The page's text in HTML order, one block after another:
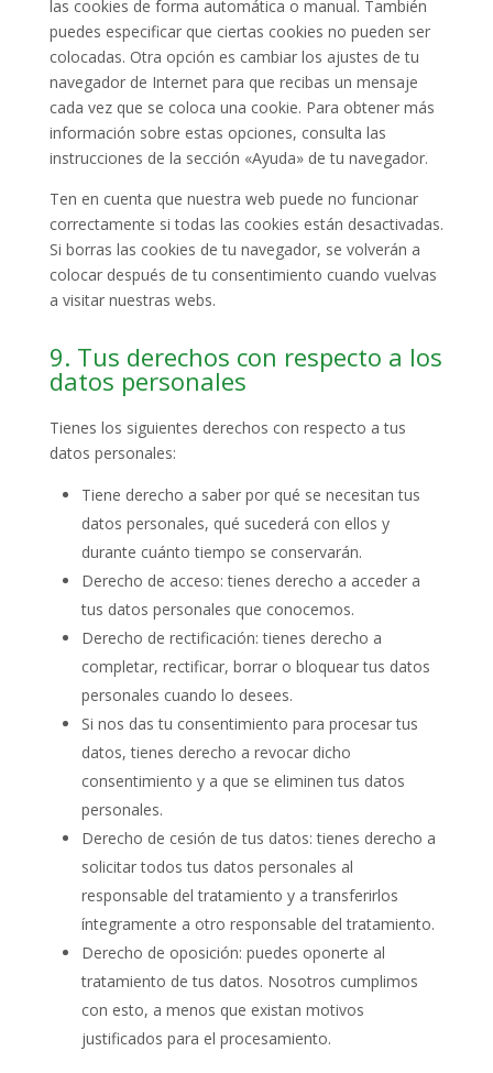
las cookies de forma automática o manual. También
puedes especificar que ciertas cookies no pueden ser
colocadas. Otra opción es cambiar los ajustes de tu
navegador de Internet para que recibas un mensaje
cada vez que se coloca una cookie. Para obtener más
información sobre estas opciones, consulta las
instrucciones de la sección «Ayuda» de tu navegador.
Ten en cuenta que nuestra web puede no funcionar
correctamente si todas las cookies están desactivadas.
Si borras las cookies de tu navegador, se volverán a
colocar después de tu consentimiento cuando vuelvas
a visitar nuestras webs.
9. Tus derechos con respecto a los
datos personales
Tienes los siguientes derechos con respecto a tus
datos personales:
Tiene derecho a saber por qué se necesitan tus
datos personales, qué sucederá con ellos y
durante cuánto tiempo se conservarán.
Derecho de acceso: tienes derecho a acceder a
tus datos personales que conocemos.
Derecho de rectificación: tienes derecho a
completar, rectificar, borrar o bloquear tus datos
personales cuando lo desees.
Si nos das tu consentimiento para procesar tus
datos, tienes derecho a revocar dicho
consentimiento y a que se eliminen tus datos
personales.
Derecho de cesión de tus datos: tienes derecho a
solicitar todos tus datos personales al
responsable del tratamiento y a transferirlos
íntegramente a otro responsable del tratamiento.
Derecho de oposición: puedes oponerte al
tratamiento de tus datos. Nosotros cumplimos
con esto, a menos que existan motivos
justificados para el procesamiento.